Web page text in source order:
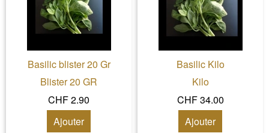
Basilic blister 20 Gr
Blister 20 GR
CHF 2.90
Ajouter
Basilic Kilo
Kilo
CHF 34.00
Ajouter